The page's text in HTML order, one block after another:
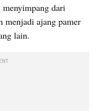
dari
menjadi ajang pamer
lain.